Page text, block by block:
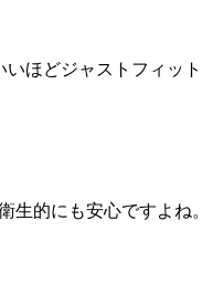
ほどジャストフィット
生的にも安心ですよね。